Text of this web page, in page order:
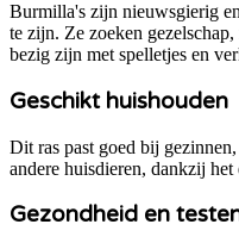
Burmilla's zijn nieuwsgierig
te zijn. Ze zoeken
bezig zijn met spelletjes en
Geschikt huishouden
Dit ras past goed bij
andere huisdieren, dankzij
Gezondheid en